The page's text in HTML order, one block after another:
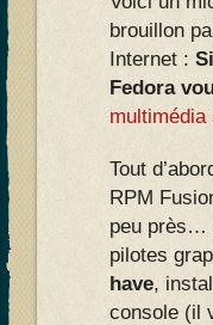
brouillon
Internet :
Fedora
multimédia
Tout
RPM
peu près…
pilotes
have,
console (il